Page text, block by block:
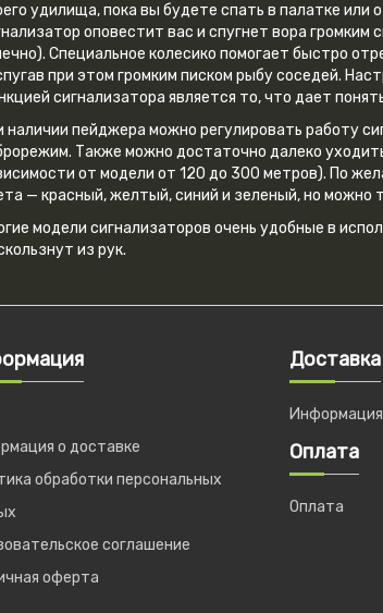
удилища, пока вы будете спать в палатке
оповестит вас и спугнет вора
Специальное колесико помогает быстро
при этом громким писком рыбу соседей.
сигнализатора является то, что дает
наличии пейджера можно регулировать работу
Также можно достаточно далеко
от модели от 120 до 300 метров). По
— красный, желтый, синий и зеленый, но
модели сигнализаторов очень удобные в
из рук.
о доставке
обработки персональных
соглашение
оферта
Доставка
Оплата
Оплата